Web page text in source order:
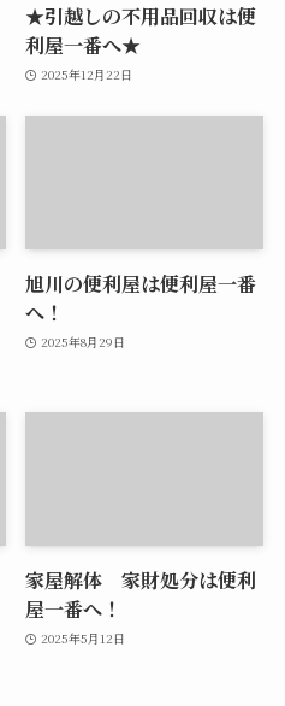
★引越しの不用品回収は便
利屋一番へ★
2025年12月22日
旭川の便利屋は便利屋一番
へ！
2025年8月29日
家屋解体 家財処分は便利
屋一番へ！
2025年5月12日